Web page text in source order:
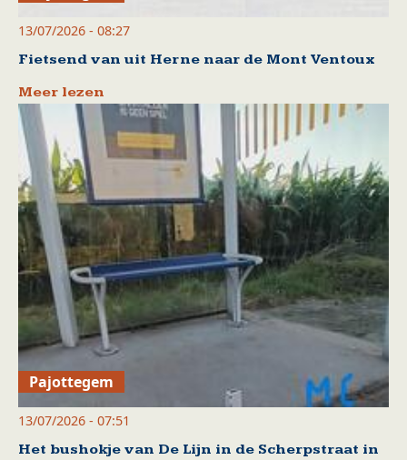
13/07/2026 - 08:27
Fietsend van uit Herne naar de Mont Ventoux
Meer lezen
Pajottegem
13/07/2026 - 07:51
Het bushokje van De Lijn in de Scherpstraat in